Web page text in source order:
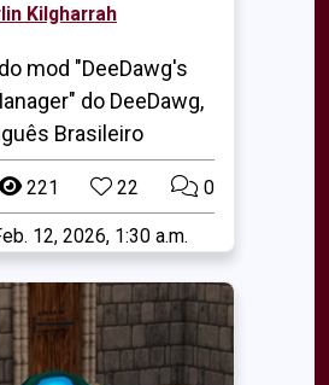
Kilgharrah
mod "DeeDawg's
do DeeDawg,
Brasileiro
221 22 0
12, 2026, 1:30 a.m.